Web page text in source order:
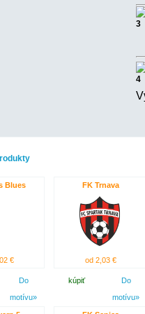
Blues
€
Do
motívu»
FK Trnava
od 2,03 €
kúpiť
Do
motívu»